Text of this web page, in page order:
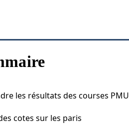
les résultats des courses PMU
cotes sur les paris